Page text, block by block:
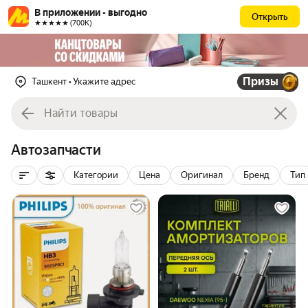
В приложении - выгодно
★★★★★ (700К)
Открыть
Ташкент • Укажите адрес Призы
Автозапчасти
Категории Цена Оригинал Бренд Тип